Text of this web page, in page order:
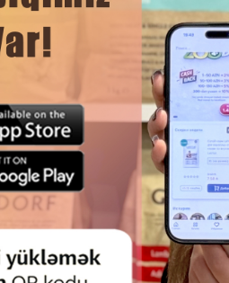
как витамин Е, для
ЧИТАТЬ ДАЛЬШЕ
КОРМ MONGE CAT ADULT
ДЛЯ ВЗРОСЛЫХ КОШЕК МЯСНЫЕ
СО ВКУСОМ ГОВЯДИНЫ 80 ГР